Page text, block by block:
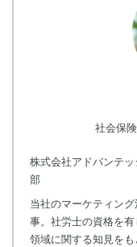
社会保
株式会社アドバンテ
部
当社のマーケティン
事。社労士の資格を
領域に関する知見を